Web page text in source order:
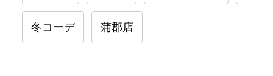
冬コーデ 蒲郡店